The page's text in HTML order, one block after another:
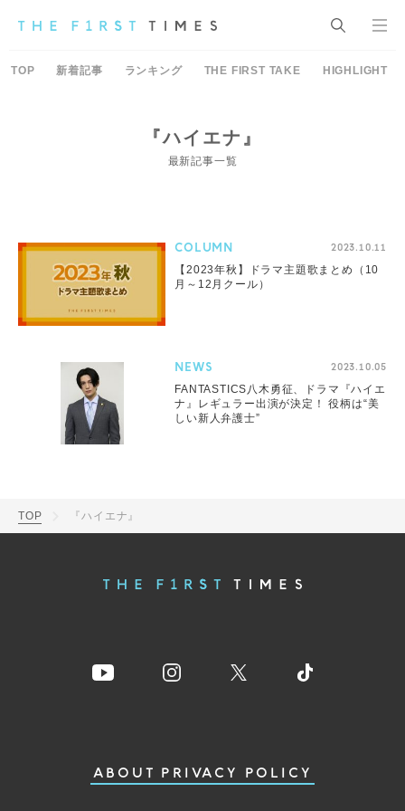
TOP 新着記事 ランキング THE FIRST TAKE HIGHLIGHT
『ハイエナ』
最新記事一覧
COLUMN 2023.10.11
【2023年秋】ドラマ主題歌まとめ（10
月～12月クール）
NEWS 2023.10.05
FANTASTICS八木勇征、ドラマ『ハイエ
ナ』レギュラー出演が決定！ 役柄は“美
しい新人弁護士”
TOP 『ハイエナ』
ABOUT PRIVACY POLICY